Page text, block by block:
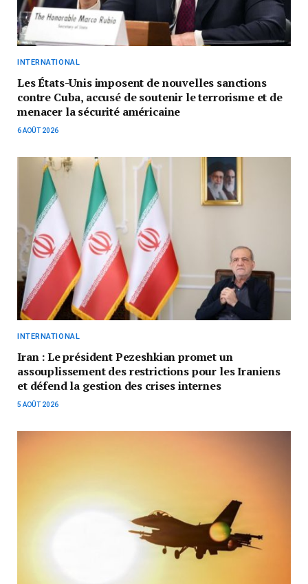
INTERNATIONAL
Les États-Unis imposent de nouvelles sanctions
contre Cuba, accusé de soutenir le terrorisme et de
menacer la sécurité américaine
6 AOÛT 2026
INTERNATIONAL
Iran : Le président Pezeshkian promet un
assouplissement des restrictions pour les Iraniens
et défend la gestion des crises internes
5 AOÛT 2026